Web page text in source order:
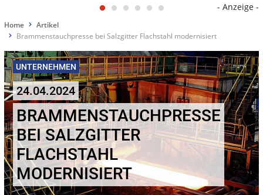
- Anzeige -
Home
Artikel
Brammenstauchpresse bei Salzgitter Flachstahl modernisiert
UNTERNEHMEN
24.04.2024
BRAMMENSTAUCHPRESSE
BEI SALZGITTER
FLACHSTAHL
MODERNISIERT